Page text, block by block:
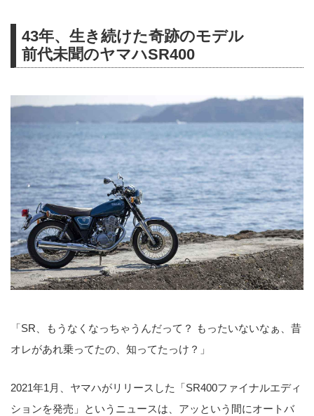
43年、生き続けた奇跡のモデル
前代未聞のヤマハSR400
「SR、もうなくなっちゃうんだって？ もったいないなぁ、昔
オレがあれ乗ってたの、知ってたっけ？」
2021年1月、ヤマハがリリースした「SR400ファイナルエディ
ションを発売」というニュースは、アッという間にオートバ